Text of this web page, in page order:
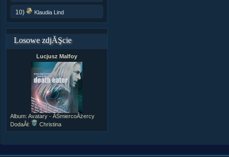
10) Klaudia Lind
Losowe zdjĂŞcie
Lucjusz Malfoy
Album: Avatary - ÂŚmiercoÂżercy
DodaÂł:
Christina